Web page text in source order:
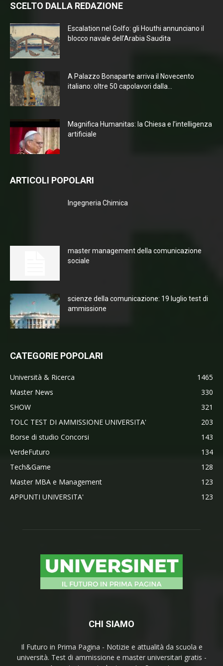
SCELTO DALLA REDAZIONE
Escalation nel Golfo: gli Houthi annunciano il
blocco navale dell’Arabia Saudita
A Palazzo Bonaparte arriva il Novecento
italiano: oltre 50 capolavori dalla...
Magnifica Humanitas: la Chiesa e l’intelligenza
artificiale
ARTICOLI POPOLARI
Ingegneria Chimica
master management della comunicazione
sociale
scienze della comunicazione: 19 luglio test di
ammissione
CATEGORIE POPOLARI
Università & Ricerca
1465
Master News
330
SHOW
321
TOLC TEST DI AMMISSIONE UNIVERSITA'
203
Borse di studio Concorsi
143
VerdeFuturo
134
Tech&Game
128
Master MBA e Management
123
APPUNTI UNIVERSITA'
123
CHI SIAMO
Il Futuro in Prima Pagina - Notizie e attualità da scuola e
università. Test di ammissione e master universitari gratis -